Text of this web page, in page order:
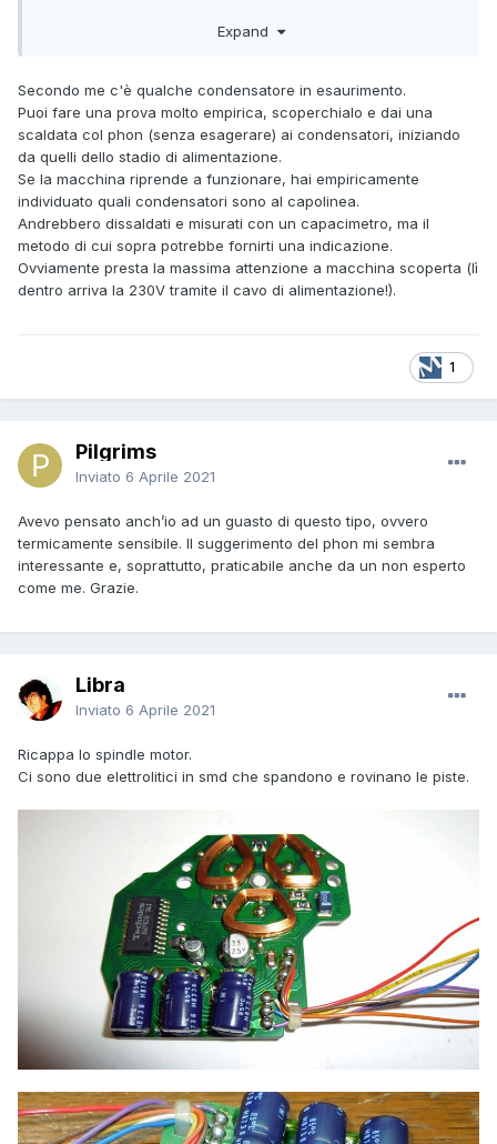
funzionamento tardivo tutto
Da qualche giorno, come temevo, non legge più.
I due laboratori che ho consultato (impossibile muoversi) mi
danno poche speranze. Un Technics guasto mi lascerebbe
incredulo...
Expand
Secondo me c'è qualche condensatore in esaurimento.
Puoi fare una prova molto empirica, scoperchialo e dai una
scaldata col phon (senza esagerare) ai condensatori, iniziando
da quelli dello stadio di alimentazione.
Se la macchina riprende a funzionare, hai empiricamente
individuato quali condensatori sono al capolinea.
Andrebbero dissaldati e misurati con un capacimetro, ma il
metodo di cui sopra potrebbe fornirti una indicazione.
Ovviamente presta la massima attenzione a macchina scoperta (lì
dentro arriva la 230V tramite il cavo di alimentazione!).
1
Pilgrims
Inviato 6 Aprile 2021
Avevo pensato anch’io ad un guasto di questo tipo, ovvero
termicamente sensibile. Il suggerimento del phon mi sembra
interessante e, soprattutto, praticabile anche da un non esperto
come me. Grazie.
Libra
Inviato 6 Aprile 2021
Ricappa lo spindle motor.
Ci sono due elettrolitici in smd che spandono e rovinano le piste.